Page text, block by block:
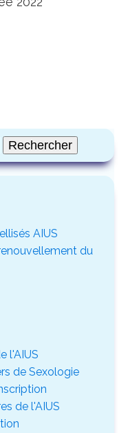
AIUS
du
l'AIUS
de Sexologie
de l'AIUS